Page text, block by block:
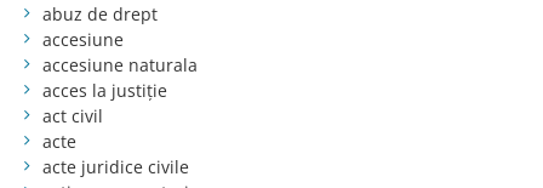
abuz de drept
accesiune
accesiune naturala
acces la justiție
act civil
acte
acte juridice civile